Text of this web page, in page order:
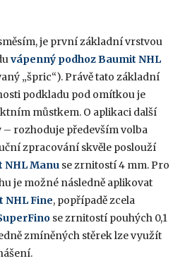
je první základní vrstvou
vápenný podhozBaumit NHL
„špric“). Právě tato základní
podkladu pod omítkou je
můstkem. O aplikaci další
rozhoduje především volba
zpracování skvěle poslouží
NHL Manu se zrnitostí 4 mm. Pro
je možné následně aplikovat
NHL Fine, popřípadě zcela
se zrnitostí pouhých 0,1
zmíněných stěrek lze využít